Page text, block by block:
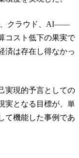
、クラウド、AI——
コスト低下の果実で
済は存在し得なかっ
実現的予言としての
実となる目標が、単
て機能した事例であ